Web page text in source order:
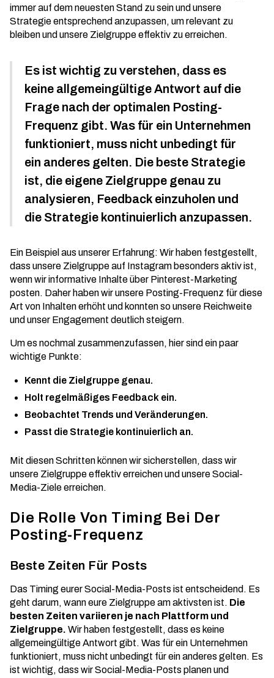
immer auf dem neuesten Stand zu sein und unsere
Strategie entsprechend anzupassen, um relevant zu
bleiben und unsere Zielgruppe effektiv zu erreichen.
Es ist wichtig zu verstehen, dass es
keine allgemeingültige Antwort auf die
Frage nach der optimalen Posting-
Frequenz gibt. Was für ein Unternehmen
funktioniert, muss nicht unbedingt für
ein anderes gelten. Die beste Strategie
ist, die eigene Zielgruppe genau zu
analysieren, Feedback einzuholen und
die Strategie kontinuierlich anzupassen.
Ein Beispiel aus unserer Erfahrung: Wir haben festgestellt,
dass unsere Zielgruppe auf Instagram besonders aktiv ist,
wenn wir informative Inhalte über Pinterest-Marketing
posten. Daher haben wir unsere Posting-Frequenz für diese
Art von Inhalten erhöht und konnten so unsere Reichweite
und unser Engagement deutlich steigern.
Um es nochmal zusammenzufassen, hier sind ein paar
wichtige Punkte:
Kennt die Zielgruppe genau.
Holt regelmäßiges Feedback ein.
Beobachtet Trends und Veränderungen.
Passt die Strategie kontinuierlich an.
Mit diesen Schritten können wir sicherstellen, dass wir
unsere Zielgruppe effektiv erreichen und unsere Social-
Media-Ziele erreichen.
Die Rolle Von Timing Bei Der
Posting-Frequenz
Beste Zeiten Für Posts
Das Timing eurer Social-Media-Posts ist entscheidend. Es
geht darum, wann eure Zielgruppe am aktivsten ist. Die
besten Zeiten variieren je nach Plattform und
Zielgruppe. Wir haben festgestellt, dass es keine
allgemeingültige Antwort gibt. Was für ein Unternehmen
funktioniert, muss nicht unbedingt für ein anderes gelten. Es
ist wichtig, dass wirSocial-Media-Posts planenund